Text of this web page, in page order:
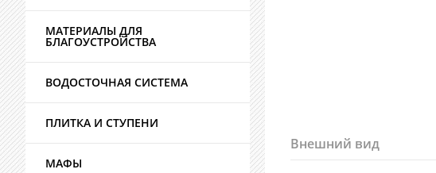
Внешний вид
МАТЕРИАЛЫ ДЛЯ
БЛАГОУСТРОЙСТВА
ВОДОСТОЧНАЯ СИСТЕМА
ПЛИТКА И СТУПЕНИ
МАФЫ